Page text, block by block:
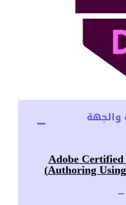
(Adobe
Authoring